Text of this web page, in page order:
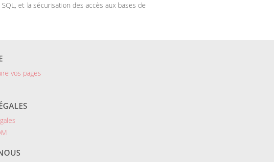
et la sécurisation des accès aux bases de
vos pages